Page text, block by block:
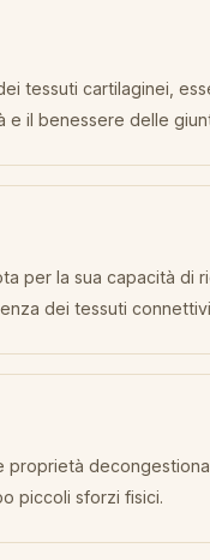
tessuti cartilaginei,
e il benessere delle
per la sua capacità di
dei tessuti
piccoli sforzi fisici.